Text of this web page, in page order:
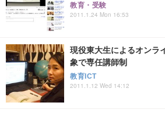
教育・受験
2011.1.24 Mon 16:53
現役東大生によるオンラ
象で専任講師制
教育ICT
2011.1.12 Wed 14:12